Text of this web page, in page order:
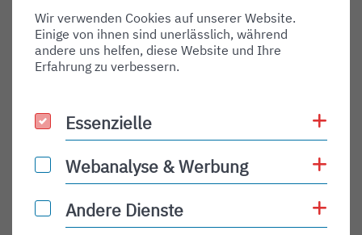
Kontaktdaten DOWNLOAD VCARD
Tel
+499994702343
Wir verwenden Cookies auf unserer Website.
Einige von ihnen sind unerlässlich, während
andere uns helfen, diese Website und Ihre
Erfahrung zu verbessern.
Essenzielle
Essenzielle
Webanalyse & Werbung
Webanalyse & Werbung
Andere Dienste
Andere Dienste